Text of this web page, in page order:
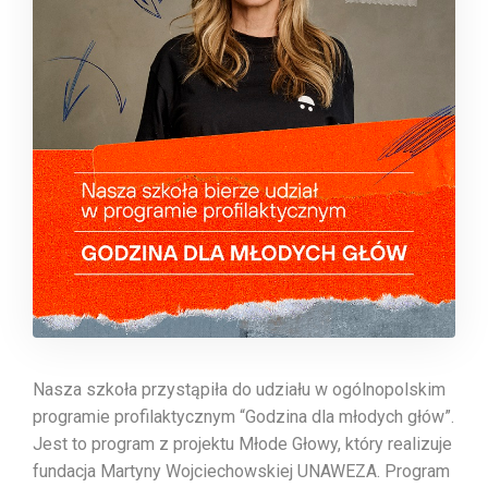
Nasza szkoła przystąpiła do udziału w ogólnopolskim
programie profilaktycznym “Godzina dla młodych głów”.
Jest to program z projektu Młode Głowy, który realizuje
fundacja Martyny Wojciechowskiej UNAWEZA. Program